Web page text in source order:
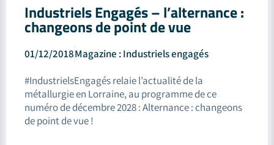
Industriels Engagés – l’alternance :
changeons de point de vue
01/12/2018Magazine : Industriels engagés
#IndustrielsEngagés relaie l’actualité de la
métallurgie en Lorraine, au programme de ce
numéro de décembre 2028 : Alternance : changeons
de point de vue !